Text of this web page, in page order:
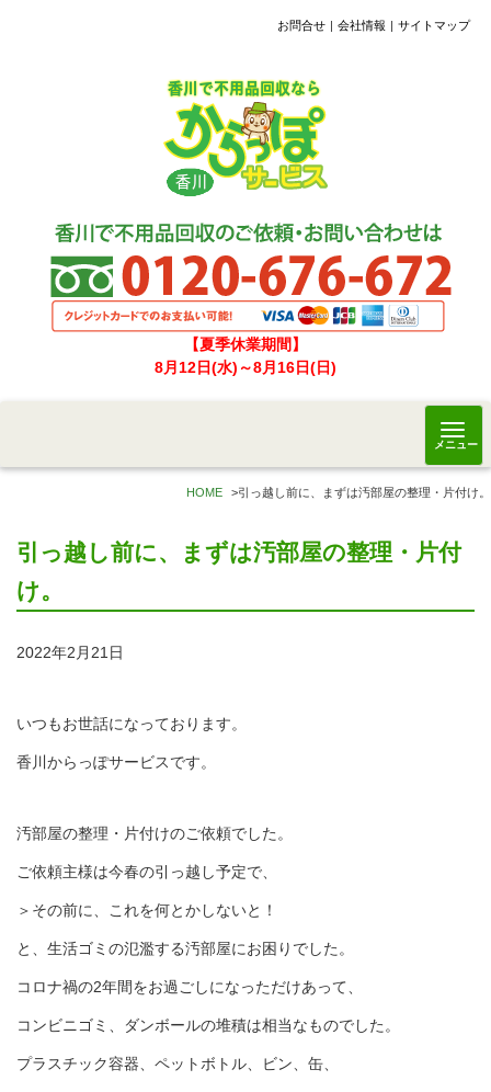
お問合せ 会社情報 サイトマップ
【夏季休業期間】
8月12日(水)～8月16日(日)
メニュー
HOME >引っ越し前に、まずは汚部屋の整理・片付け。
引っ越し前に、まずは汚部屋の整理・片付
け。
2022年2月21日
いつもお世話になっております。
香川からっぽサービスです。
汚部屋の整理・片付けのご依頼でした。
ご依頼主様は今春の引っ越し予定で、
＞その前に、これを何とかしないと！
と、生活ゴミの氾濫する汚部屋にお困りでした。
コロナ禍の2年間をお過ごしになっただけあって、
コンビニゴミ、ダンボールの堆積は相当なものでした。
プラスチック容器、ペットボトル、ビン、缶、